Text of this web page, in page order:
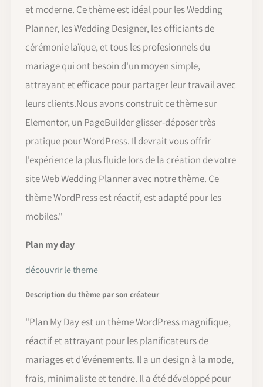
et moderne. Ce thème est idéal pour les Wedding
Planner, les Wedding Designer, les officiants de
cérémonie laïque, et tous les profesionnels du
mariage qui ont besoin d'un moyen simple,
attrayant et efficace pour partager leur travail avec
leurs clients.Nous avons construit ce thème sur
Elementor, un PageBuilder glisser-déposer très
pratique pour WordPress. Il devrait vous offrir
l'expérience la plus fluide lors de la création de votre
site Web Wedding Planner avec notre thème. Ce
thème WordPress est réactif, est adapté pour les
mobiles."
Plan my day
découvrir le theme
Description du thème par son créateur
"Plan My Day est un thème WordPress magnifique,
réactif et attrayant pour les planificateurs de
mariages et d'événements. Il a un design à la mode,
frais, minimaliste et tendre. Il a été développé pour